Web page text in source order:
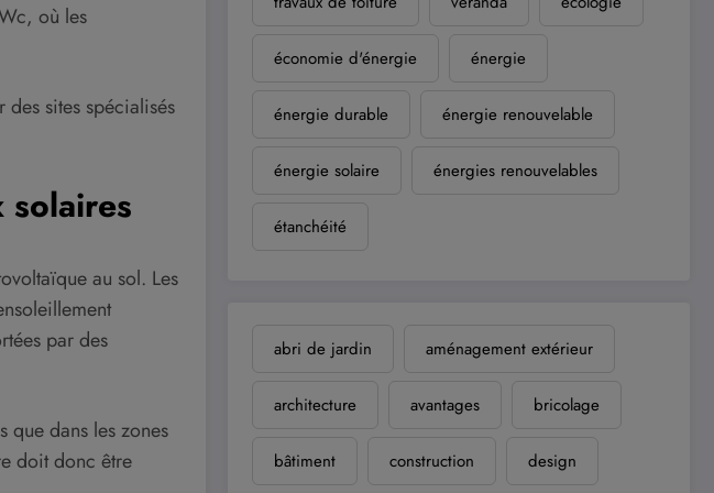
où les
sites spécialisés
solaires
au sol. Les
par des
que dans les zones
doit donc être
économie d'énergie énergie
énergie durable énergie renouvelable
énergie solaire énergies renouvelables
étanchéité
abri de jardin aménagement extérieur
architecture avantages bricolage
bâtiment construction design